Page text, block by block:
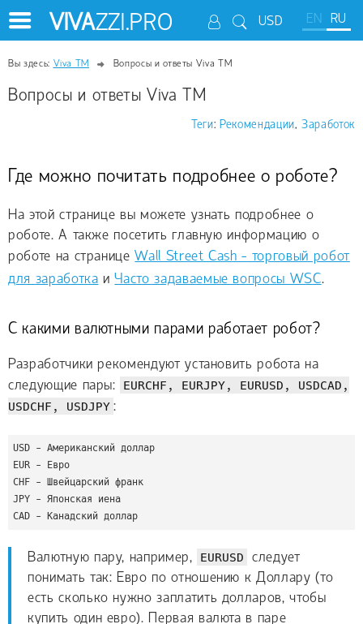
USD EN RU
VIVAZZI.PRO
Вы здесь: Viva TM Вопросы и ответы Viva TM
Вопросы и ответы Viva TM
Теги:Рекомендации,Заработок
Где можно почитать подробнее о роботе?
На этой странице вы можете узнать подробнее о
роботе. А также посетить главную информацию о
роботе на страницеWall Street Cash - торговый робот
для заработка иЧасто задаваемые вопросы WSC.
С какими валютными парами работает робот?
Разработчики рекомендуют установить робота на
следующие пары:
EURCHF, EURJPY, EURUSD, USDCAD,
USDCHF, USDJPY :
USD - Американский доллар
EUR - Евро
CHF - Швейцарский франк
JPY - Японская иена
Валютную пару, например, EURUSD
следует
понимать так: Евро по отношению к Доллару (то
есть сколько нужно заплатить долларов, чтобы
купить один евро). Первая валюта в паре